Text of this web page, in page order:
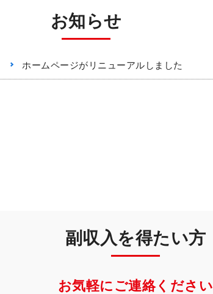
お知らせ
ホームページがリニューアルしました
副収入を得たい方
お気軽にご連絡ください